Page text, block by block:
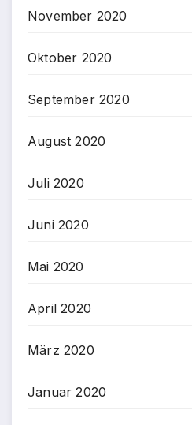
November 2020
Oktober 2020
September 2020
August 2020
Juli 2020
Juni 2020
Mai 2020
April 2020
März 2020
Januar 2020